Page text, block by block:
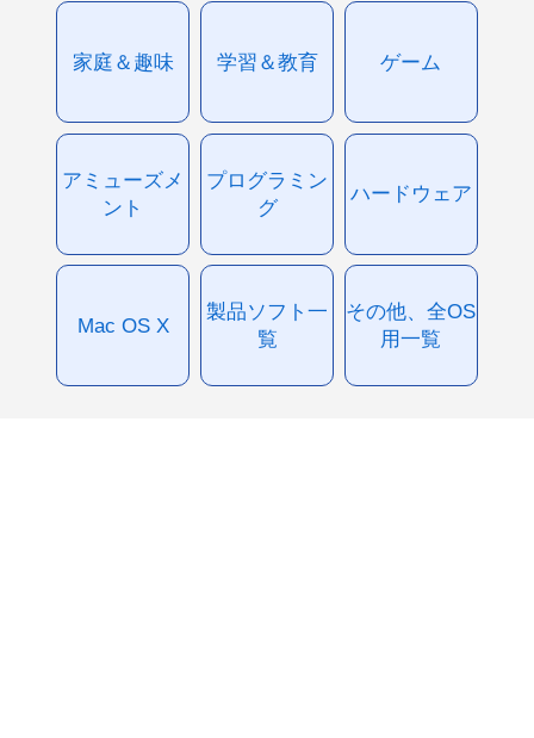
家庭＆趣味 学習＆教育 ゲーム
アミューズメ
ント
プログラミン
グ
ハードウェア
Mac OS X
製品ソフト一
覧
その他、全OS
用一覧